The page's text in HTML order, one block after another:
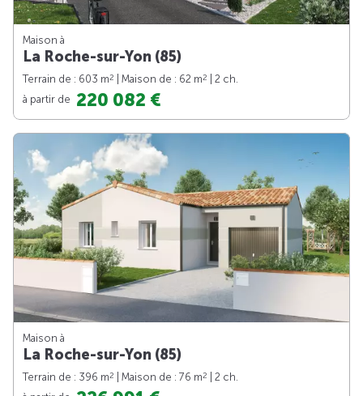
Maison à
La Roche-sur-Yon (85)
Terrain de : 603 m2 | Maison de : 62 m2
| 2 ch.
à partir de 220 082 €
Maison à
La Roche-sur-Yon (85)
Terrain de : 396 m2 | Maison de : 76 m2
| 2 ch.